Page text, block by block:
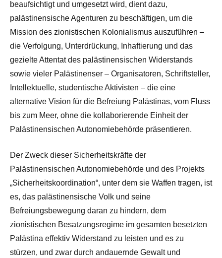
beaufsichtigt und umgesetzt wird, dient dazu,
palästinensische Agenturen zu beschäftigen, um die
Mission des zionistischen Kolonialismus auszuführen –
die Verfolgung, Unterdrückung, Inhaftierung und das
gezielte Attentat des palästinensischen Widerstands
sowie vieler Palästinenser – Organisatoren, Schriftsteller,
Intellektuelle, studentische Aktivisten – die eine
alternative Vision für die Befreiung Palästinas, vom Fluss
bis zum Meer, ohne die kollaborierende Einheit der
Palästinensischen Autonomiebehörde präsentieren.
Der Zweck dieser Sicherheitskräfte der
Palästinensischen Autonomiebehörde und des Projekts
„Sicherheitskoordination“, unter dem sie Waffen tragen, ist
es, das palästinensische Volk und seine
Befreiungsbewegung daran zu hindern, dem
zionistischen Besatzungsregime im gesamten besetzten
Palästina effektiv Widerstand zu leisten und es zu
stürzen, und zwar durch andauernde Gewalt und